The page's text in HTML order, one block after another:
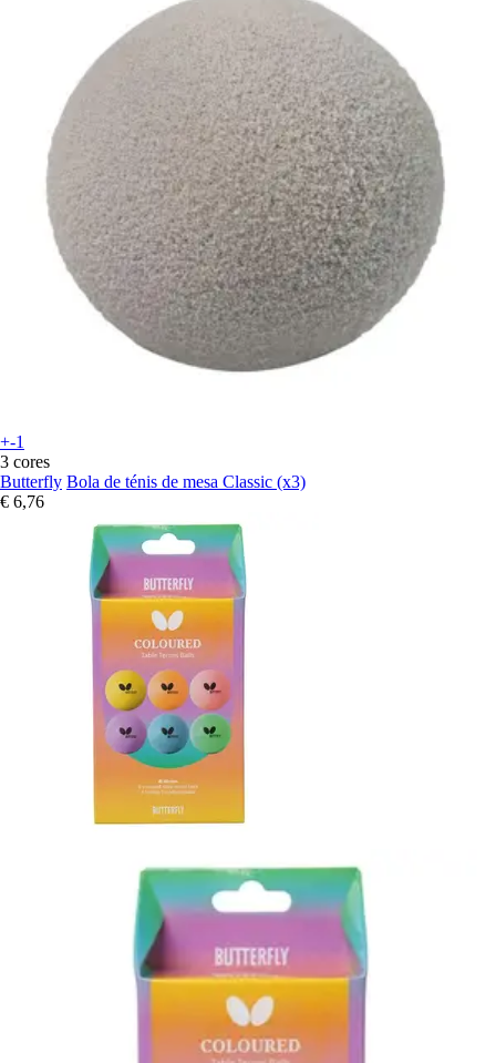
+-1
3 cores
Butterfly Bola de ténis de mesa Classic (x3)
€ 6,76